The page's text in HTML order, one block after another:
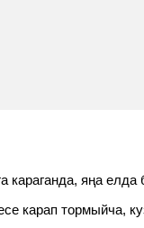
караганда, яңа
карап тормыйча,